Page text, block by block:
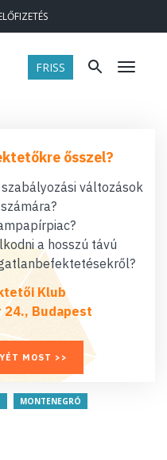
FRISS Menü
ősszel?
változások
a hosszú távú
Klub
Budapest
MOST >>
MONTENEGRÓ